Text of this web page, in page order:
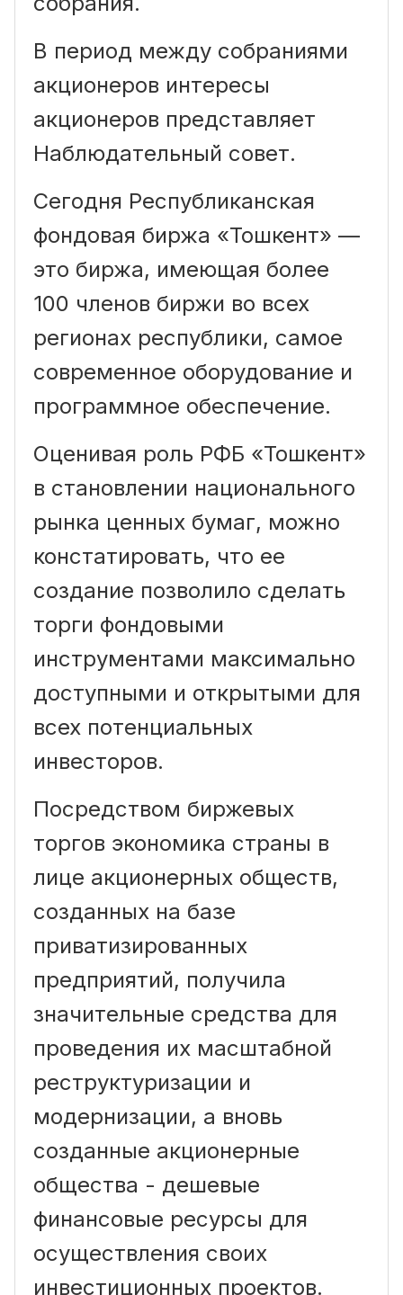
В период между собраниями
акционеров интересы
акционеров представляет
Наблюдательный совет.
Сегодня Республиканская
фондовая биржа «Тошкент» —
это биржа, имеющая более
100 членов биржи во всех
регионах республики, самое
современное оборудование и
программное обеспечение.
Оценивая роль РФБ «Тошкент»
в становлении национального
рынка ценных бумаг, можно
констатировать, что ее
создание позволило сделать
торги фондовыми
инструментами максимально
доступными и открытыми для
всех потенциальных
инвесторов.
Посредством биржевых
торгов экономика страны в
лице акционерных обществ,
созданных на базе
приватизированных
предприятий, получила
значительные средства для
проведения их масштабной
реструктуризации и
модернизации, а вновь
созданные акционерные
общества - дешевые
финансовые ресурсы для
осуществления своих
инвестиционных проектов.